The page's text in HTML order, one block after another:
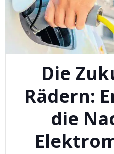
Die
Rädern:
die